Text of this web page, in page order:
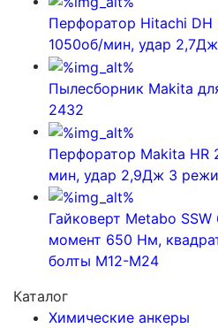
Перфоратор Hitachi
1050об/мин, удар
Пылесборник Makita
2432
Перфоратор Makita HR
мин, удар 2,9Дж 3
Гайковерт Metabo
момент 650 Нм,
болты М12-М24
Каталог
Химические анкеры